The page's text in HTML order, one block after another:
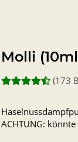
Molli
(173
ACHTUNG: